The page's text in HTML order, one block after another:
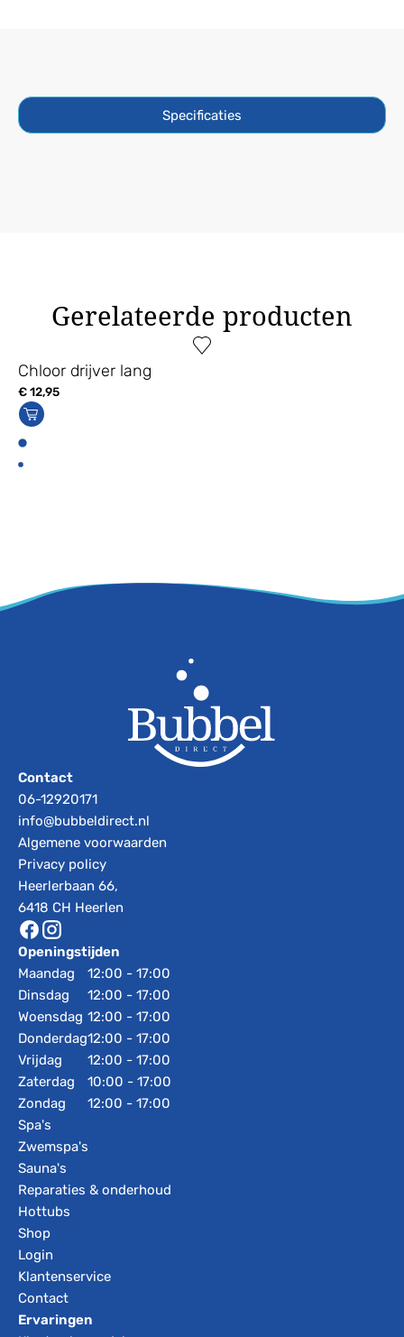
Specificaties
Gerelateerde producten
Chloor drijver lang
€12,95
Contact
06-12920171
info@bubbeldirect.nl
Algemene voorwaarden
Privacy policy
Heerlerbaan 66,
6418 CH Heerlen
Openingstijden
Maandag
Dinsdag
Woensdag
Donderdag
Vrijdag
Zaterdag
Zondag
12:00 - 17:00
12:00 - 17:00
12:00 - 17:00
12:00 - 17:00
12:00 - 17:00
10:00 - 17:00
12:00 - 17:00
Spa's
Zwemspa's
Sauna's
Reparaties & onderhoud
Hottubs
Shop
Login
Klantenservice
Contact
Ervaringen